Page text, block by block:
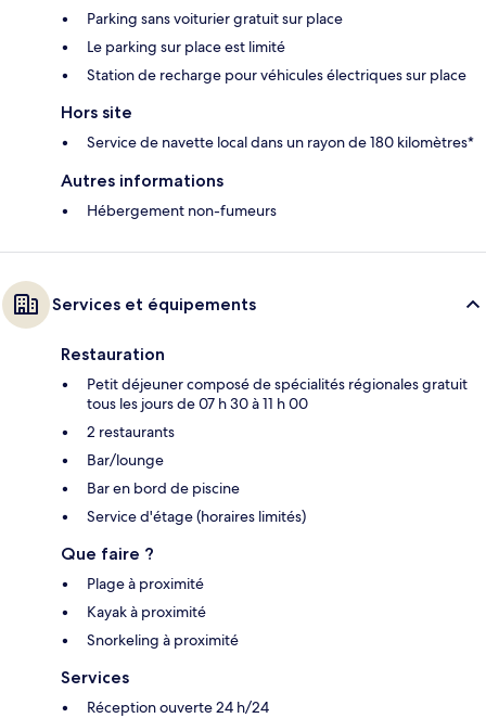
Parking sans voiturier gratuit sur place
Le parking sur place est limité
Station de recharge pour véhicules électriques sur place
Hors site
Service de navette local dans un rayon de 180 kilomètres*
Autres informations
Hébergement non-fumeurs
Services et équipements
Restauration
Petit déjeuner composé de spécialités régionales gratuit
tous les jours de 07 h 30 à 11 h 00
2 restaurants
Bar/lounge
Bar en bord de piscine
Service d'étage (horaires limités)
Que faire ?
Plage à proximité
Kayak à proximité
Snorkeling à proximité
Services
Réception ouverte 24 h/24